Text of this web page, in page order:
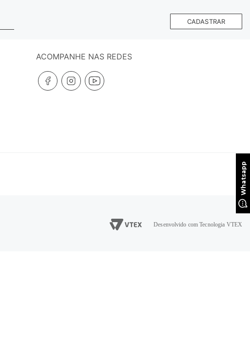
CADASTRAR
ACOMPANHE NAS REDES
Desenvolvido com Tecnologia VTEX